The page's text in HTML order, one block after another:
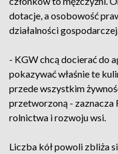
dotacje, a osobowość
działalności
- KGW chcą docierać do
pokazywać właśnie te
przede wszystkim
przetworzoną - zaznacza
rolnictwa i rozwoju wsi.
Liczba kół powoli zbliża